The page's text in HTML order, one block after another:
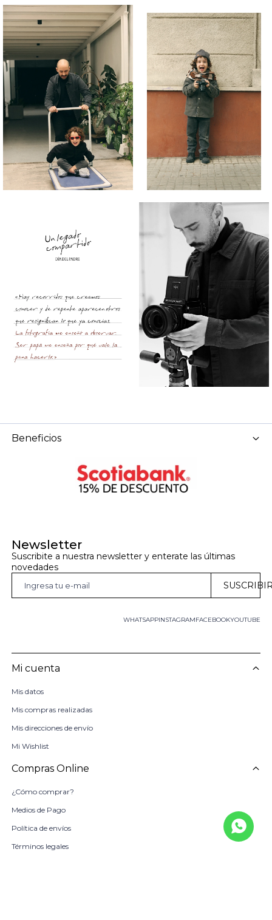
Newsletter
Suscribite a nuestra newsletter y enterate las últimas
novedades
WHATSAPP FACEBOOKYOUTUBE
INSTAGRAM
Mi cuenta
Mis datos
Mis compras realizadas
Mis direcciones de envío
Mi Wishlist
Compras Online
¿Cómo comprar?
Medios de Pago
Política de envíos
Términos legales
Beneficios